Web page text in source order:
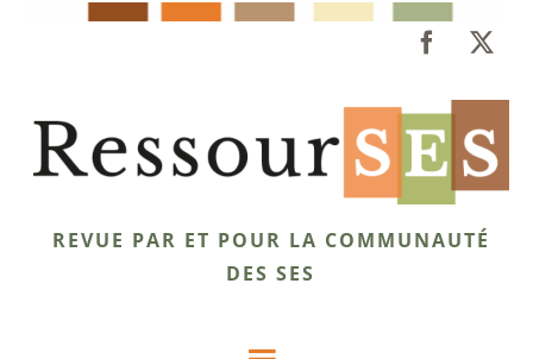
REVUE PAR ET POUR LA COMMUNAUTÉ
DES SES